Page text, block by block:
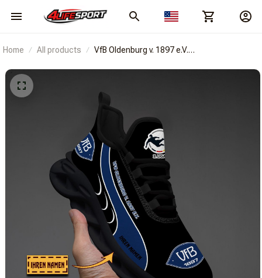
Home All products
VfB Oldenburg v. 1897 e.V.